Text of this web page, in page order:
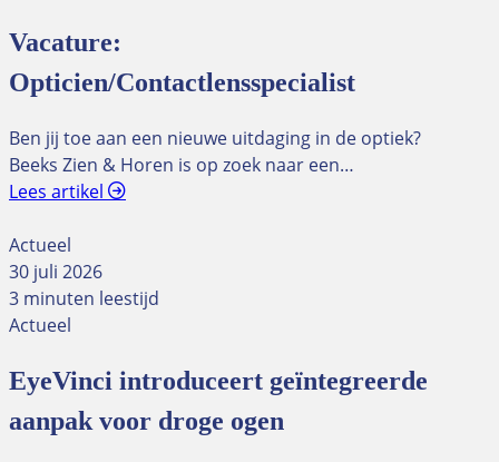
Vacature:
Opticien/Contactlensspecialist
Ben jij toe aan een nieuwe uitdaging in de optiek?
Beeks Zien & Horen is op zoek naar een…
Lees artikel
Actueel
30 juli 2026
3 minuten leestijd
Actueel
EyeVinci introduceert geïntegreerde
aanpak voor droge ogen